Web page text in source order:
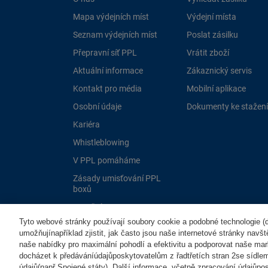
Mapa výdejních míst
Seznam výdejních míst
Přepravní síť PPL
Aktuální informace
Kontakt pro média
Osobní údaje
Kariéra
Whistleblowing
V PPL pomáháme
Zásady umisťování PPL
boxů
Dotační programy EU
Výdejní místa
Poslat zásilku
Vrátit zboží
Zákaznický servis
Mobilní aplikace
Dokumenty ke stažení
Tyto webové stránky používají soubory cookie a podobné technologie
umožňujínapříklad zjistit, jak často jsou naše internetové stránky
naše nabídky pro maximální pohodlí a efektivitu a podporovat naše
docházet k předáváníúdajůposkytovatelům z řadtřetích stran 2se